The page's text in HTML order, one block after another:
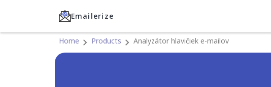
Emailerize
Home Products Analyzátor hlavičiek e-mailov